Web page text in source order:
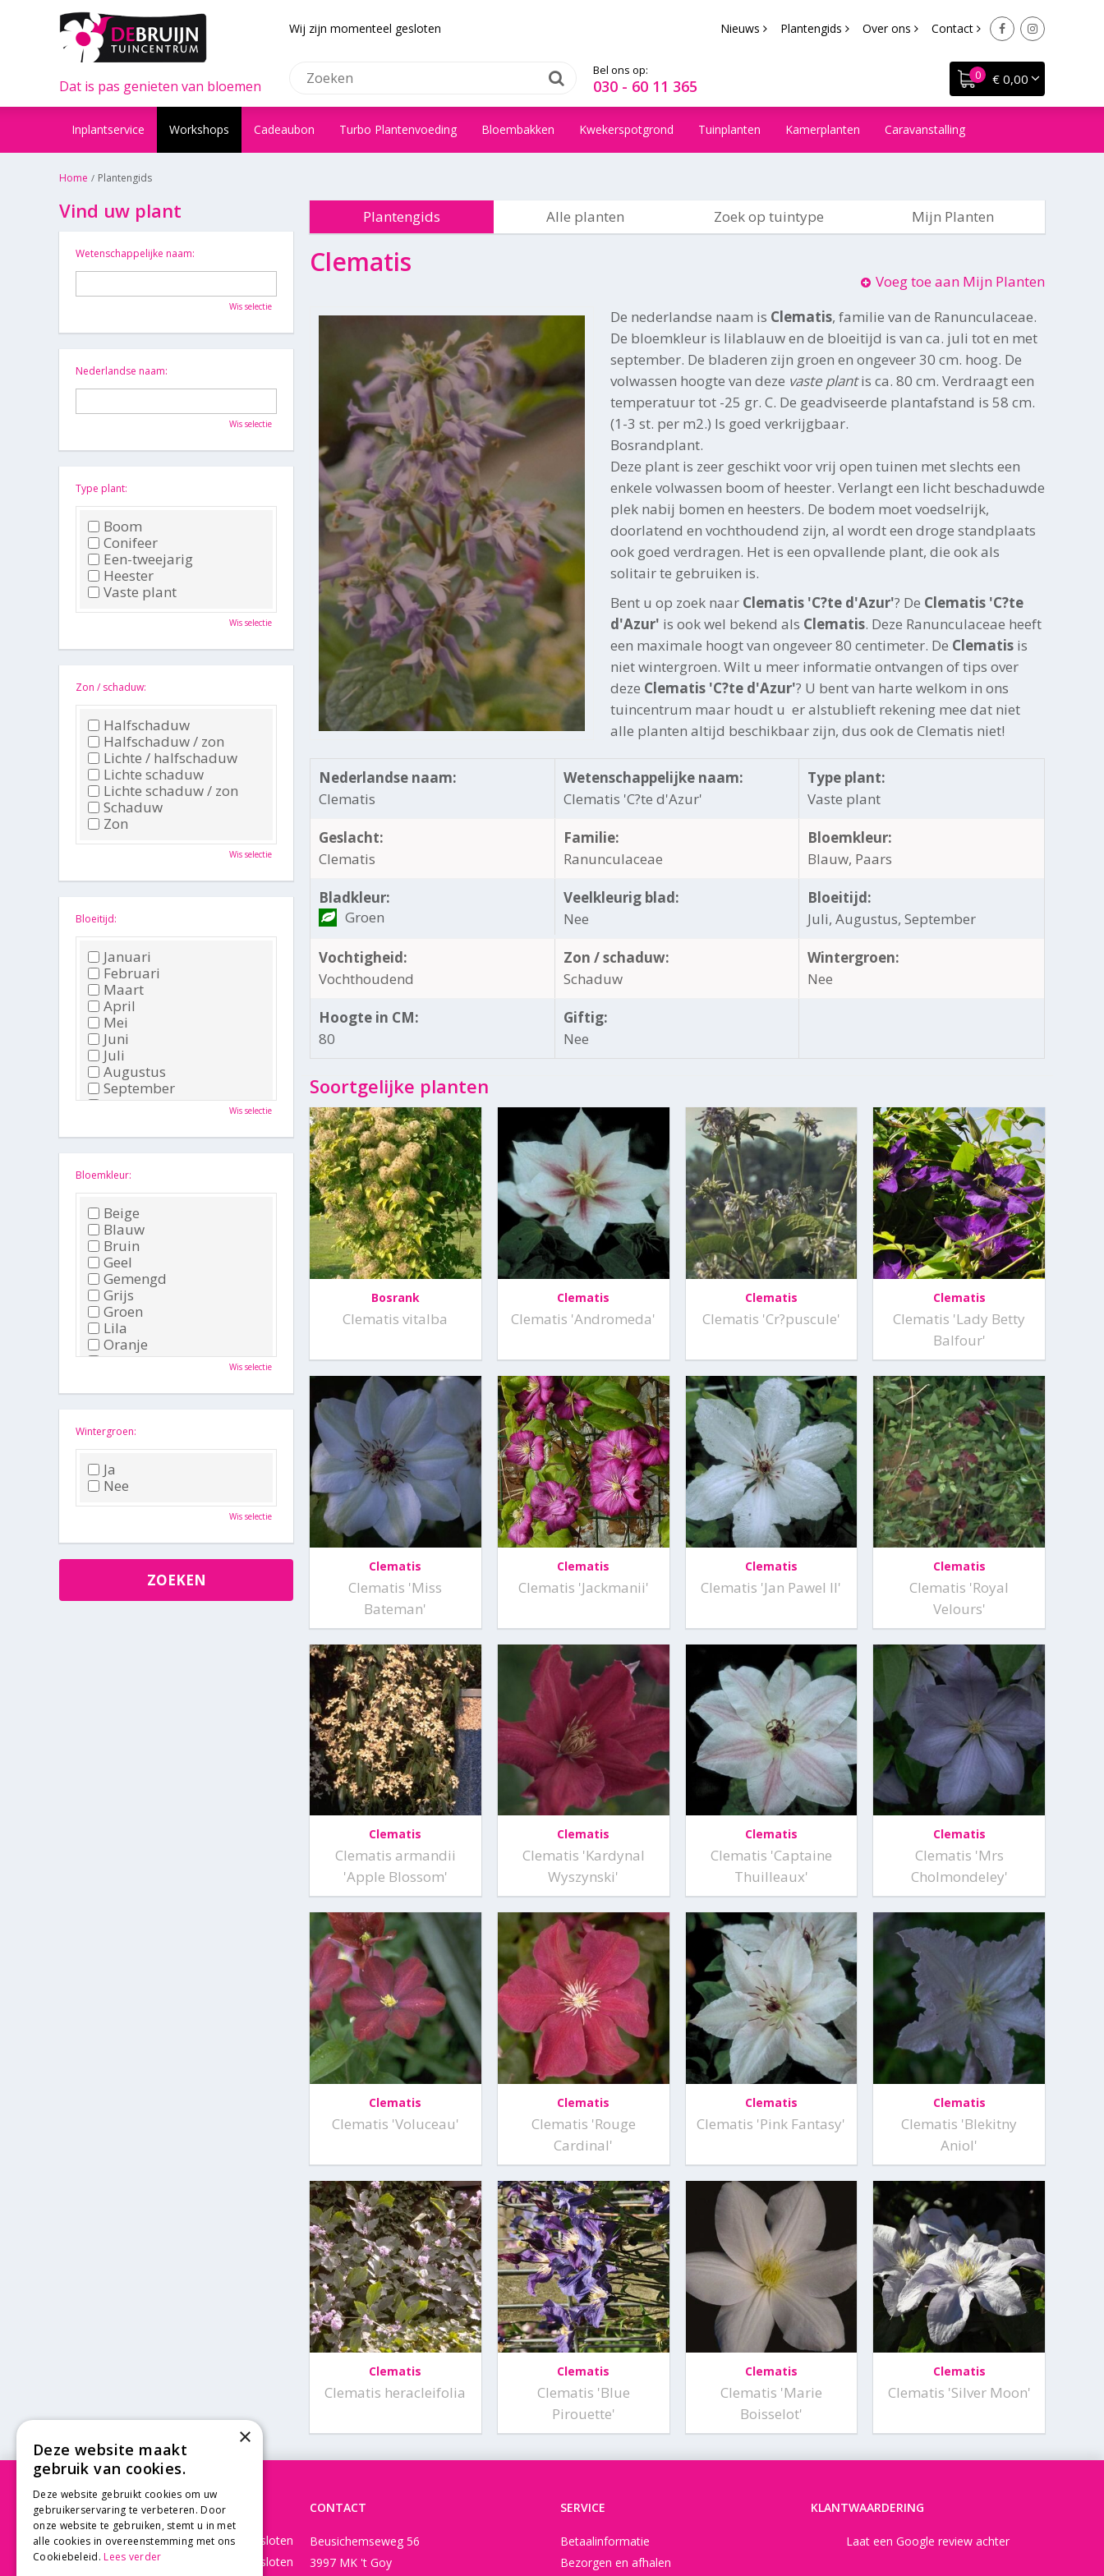
Home Plantengids
Wij zijn momenteel gesloten
Dat is pas genieten van bloemen
Nieuws Plantengids Over ons Contact
€ 0,00
Bel ons op:
030 - 60 11 365
Inplantservice Workshops Cadeaubon Turbo Plantenvoeding Bloembakken Kwekerspotgrond Tuinplanten Kamerplanten Caravanstalling
Plantengids Alle planten Zoek op tuintype Mijn Planten
Clematis
Voeg toe aan Mijn Planten
De nederlandse naam is Clematis, familie van de Ranunculaceae.
De bloemkleur is lilablauw en de bloeitijd is van ca. juli tot en met
september. De bladeren zijn groen en ongeveer 30 cm. hoog. De
volwassen hoogte van deze vaste plantis ca. 80 cm. Verdraagt een
temperatuur tot -25 gr. C. De geadviseerde plantafstand is 58 cm.
(1-3 st. per m2.) Is goed verkrijgbaar.
Bosrandplant.
Deze plant is zeer geschikt voor vrij open tuinen met slechts een
enkele volwassen boom of heester. Verlangt een licht beschaduwde
plek nabij bomen en heesters. De bodem moet voedselrijk,
doorlatend en vochthoudend zijn, al wordt een droge standplaats
ook goed verdragen. Het is een opvallende plant, die ook als
solitair te gebruiken is.
Bent u op zoek naar Clematis 'C?te d'Azur'? De Clematis 'C?te
d'Azur' is ook wel bekend als Clematis. Deze Ranunculaceae heeft
een maximale hoogt van ongeveer 80 centimeter. De Clematis is
niet wintergroen. Wilt u meer informatie ontvangen of tips over
deze Clematis 'C?te d'Azur'? U bent van harte welkom in ons
tuincentrum maar houdt u er alstublieft rekening mee dat niet
alle planten altijd beschikbaar zijn, dus ook de Clematis niet!
Nederlandse naam:
Clematis
Wetenschappelijke naam:
Clematis 'C?te d'Azur'
Type plant:
Vaste plant
Geslacht:
Clematis
Familie:
Ranunculaceae
Bloemkleur:
Blauw, Paars
Bladkleur:
Groen
Veelkleurig blad:
Nee
Bloeitijd:
Juli, Augustus, September
Vochtigheid:
Vochthoudend
Zon / schaduw:
Schaduw
Wintergroen:
Nee
Hoogte in CM:
80
Giftig:
Nee
Soortgelijke planten
Bosrank
Clematis vitalba
Clematis
Clematis 'Andromeda'
Clematis
Clematis 'Cr?puscule'
Clematis
Clematis 'Lady Betty
Balfour'
Clematis
Clematis 'Miss
Bateman'
Clematis
Clematis 'Jackmanii'
Clematis
Clematis 'Jan Pawel II'
Clematis
Clematis 'Royal
Velours'
Clematis
Clematis armandii
'Apple Blossom'
Clematis
Clematis 'Kardynal
Wyszynski'
Clematis
Clematis 'Captaine
Thuilleaux'
Clematis
Clematis 'Mrs
Cholmondeley'
Clematis
Clematis 'Voluceau'
Clematis
Clematis 'Rouge
Cardinal'
Clematis
Clematis 'Pink Fantasy'
Clematis
Clematis 'Blekitny
Aniol'
Clematis
Clematis heracleifolia
Clematis
Clematis 'Blue
Pirouette'
Clematis
Clematis 'Marie
Boisselot'
Clematis
Clematis 'Silver Moon'
Vind uw plant
Wetenschappelijke naam:
Wis selectie
Nederlandse naam:
Wis selectie
Type plant:
Boom
Conifeer
Een-tweejarig
Heester
Vaste plant
Wis selectie
Zon / schaduw:
Halfschaduw
Halfschaduw / zon
Lichte / halfschaduw
Lichte schaduw
Lichte schaduw / zon
Schaduw
Zon
Wis selectie
Bloeitijd:
Januari
Februari
Maart
April
Mei
Juni
Juli
Augustus
September
Oktober
December
Wis selectie
Bloemkleur:
Beige
Blauw
Bruin
Geel
Gemengd
Grijs
Groen
Lila
Oranje
Paars
Roze
Zwart
Wis selectie
Wintergroen:
Ja
Nee
Wis selectie
OPENINGSTIJDEN
Maandag
Gesloten
Dinsdag
Gesloten
CONTACT
Beusichemseweg 56
3997 MK 't Goy
SERVICE
Betaalinformatie
Bezorgen en afhalen
KLANTWAARDERING
Laat een Google review achter
×
Deze website maakt
gebruik van cookies.
Deze website gebruikt cookies om uw
gebruikerservaring te verbeteren. Door
onze website te gebruiken, stemt u in met
alle cookies in overeenstemming met ons
Cookiebeleid. Lees verder